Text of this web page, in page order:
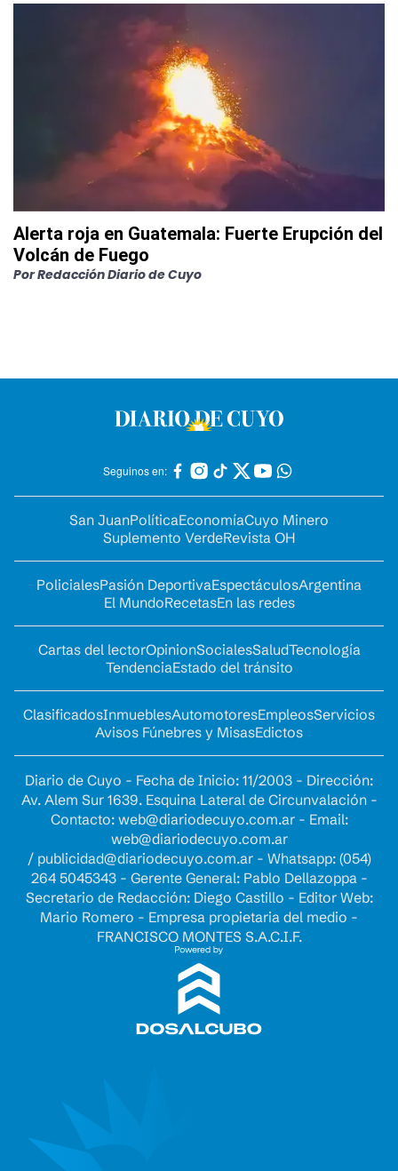
Alerta roja en Guatemala: Fuerte Erupción del
Volcán de Fuego
PorRedacción Diario de Cuyo
Seguinos en:
San JuanPolíticaEconomíaCuyo Minero
Suplemento VerdeRevista OH
PolicialesPasión DeportivaEspectáculosArgentina
El MundoRecetasEn las redes
Cartas del lectorOpinionSocialesSaludTecnología
TendenciaEstado del tránsito
ClasificadosInmueblesAutomotoresEmpleosServicios
Avisos Fúnebres y MisasEdictos
Diario de Cuyo - Fecha de Inicio: 11/2003 - Dirección:
Av. Alem Sur 1639. Esquina Lateral de Circunvalación -
Contacto: web@diariodecuyo.com.ar- Email:
web@diariodecuyo.com.ar
/ publicidad@diariodecuyo.com.ar- Whatsapp: (054)
264 5045343 - Gerente General: Pablo Dellazoppa -
Secretario de Redacción: Diego Castillo - Editor Web:
Mario Romero - Empresa propietaria del medio -
FRANCISCO MONTES S.A.C.I.F.